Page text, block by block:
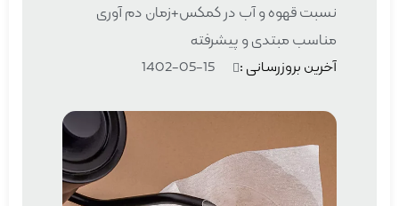
نسبت قهوه و آب در کمکس+زمان دم آوری
مناسب مبتدی و پیشرفته
آخرین بروزرسانی : 1402-05-15